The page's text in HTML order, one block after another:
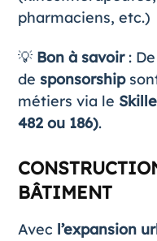
pharmaciens, etc.)
💡 Bon à savoir:
de sponsorship
métiers via le
482 ou 186).
BÂTIMENT
Avec l’expansion